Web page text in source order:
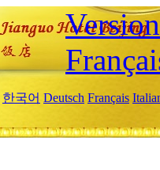
한국어 Deutsch Français